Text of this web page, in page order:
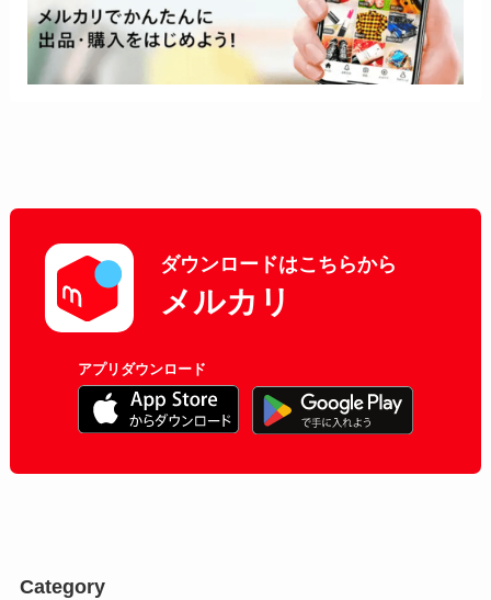
ダウンロードはこちらから
メルカリ
アプリダウンロード
Category